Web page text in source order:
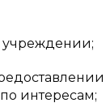
учреждении;
интересам;